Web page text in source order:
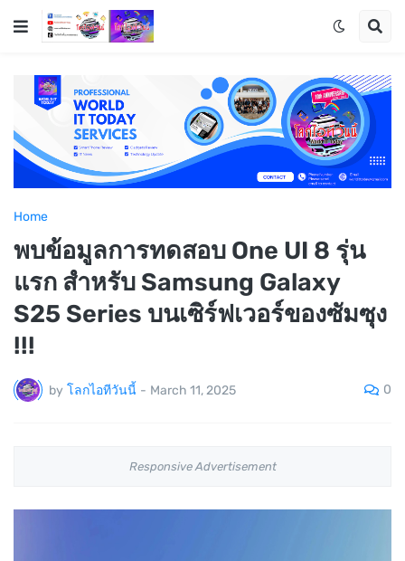
Home
พบข้อมูลการทดสอบ One UI 8 รุ่น
แรก สำหรับ Samsung Galaxy
S25 Series บนเซิร์ฟเวอร์ของซัมซุง
!!!
by โลกไอทีวันนี้ - March 11, 2025 0
Responsive Advertisement